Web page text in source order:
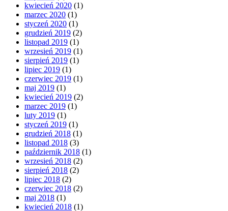
kwiecień 2020 (1)
marzec 2020 (1)
styczeń 2020 (1)
grudzień 2019 (2)
listopad 2019 (1)
wrzesień 2019 (1)
sierpień 2019 (1)
lipiec 2019 (1)
czerwiec 2019 (1)
maj 2019 (1)
kwiecień 2019 (2)
marzec 2019 (1)
luty 2019 (1)
styczeń 2019 (1)
grudzień 2018 (1)
listopad 2018 (3)
październik 2018 (1)
wrzesień 2018 (2)
sierpień 2018 (2)
lipiec 2018 (2)
czerwiec 2018 (2)
maj 2018 (1)
kwiecień 2018 (1)